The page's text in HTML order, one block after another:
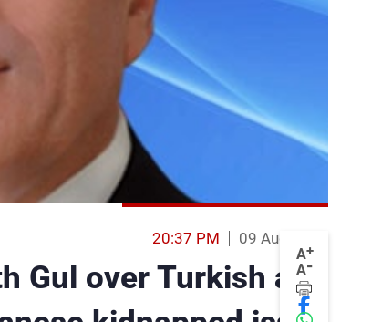
A+
A-
09 Aug 2013
20:37 PM
Gul over Turkish and